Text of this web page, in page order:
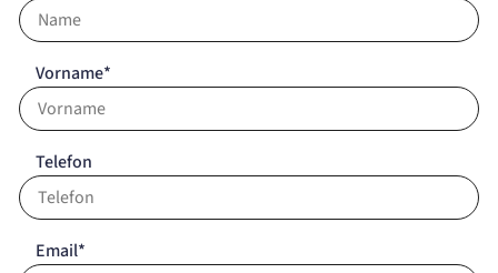
Vorname*
Telefon
Email*